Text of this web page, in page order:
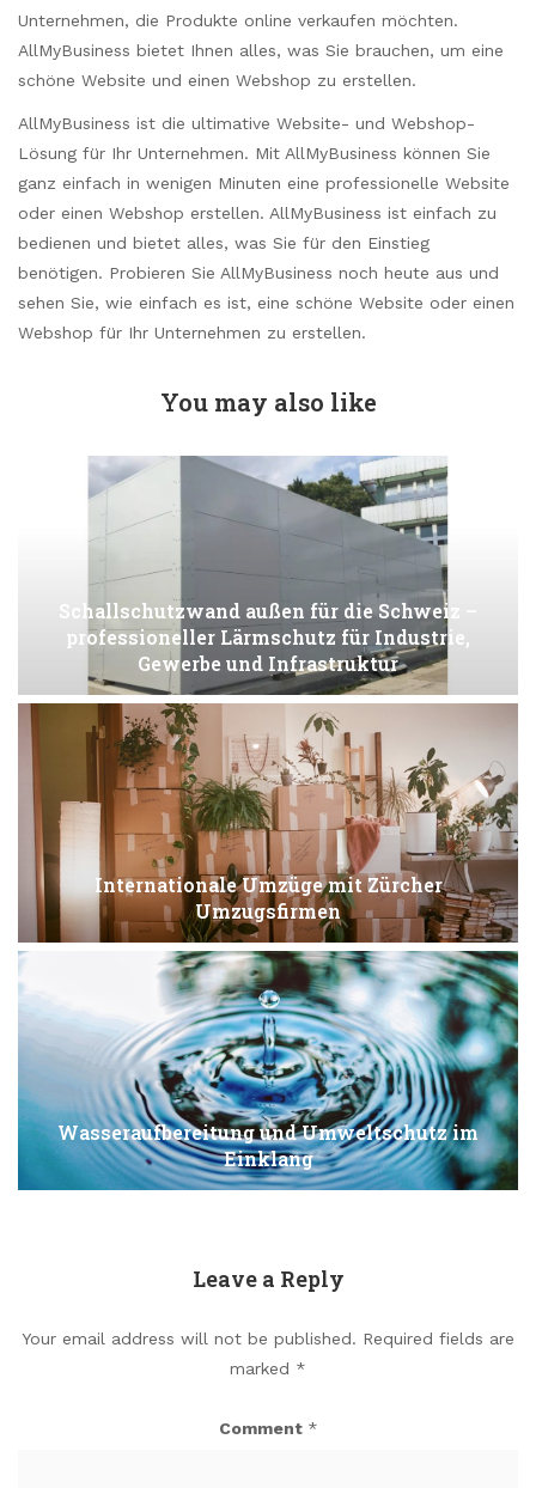
Unternehmen, die Produkte online verkaufen möchten.
AllMyBusiness bietet Ihnen alles, was Sie brauchen, um eine
schöne Website und einen Webshop zu erstellen.
AllMyBusiness ist die ultimative Website- und Webshop-
Lösung für Ihr Unternehmen. Mit AllMyBusiness können Sie
ganz einfach in wenigen Minuten eine professionelle Website
oder einen Webshop erstellen. AllMyBusiness ist einfach zu
bedienen und bietet alles, was Sie für den Einstieg
benötigen. Probieren Sie AllMyBusiness noch heute aus und
sehen Sie, wie einfach es ist, eine schöne Website oder einen
Webshop für Ihr Unternehmen zu erstellen.
You may also like
Schallschutzwand außen für die Schweiz –
professioneller Lärmschutz für Industrie,
Gewerbe und Infrastruktur
Internationale Umzüge mit Zürcher
Umzugsfirmen
Wasseraufbereitung und Umweltschutz im
Einklang
Leave a Reply
Your email address will not be published. Required fields are
marked *
Comment *